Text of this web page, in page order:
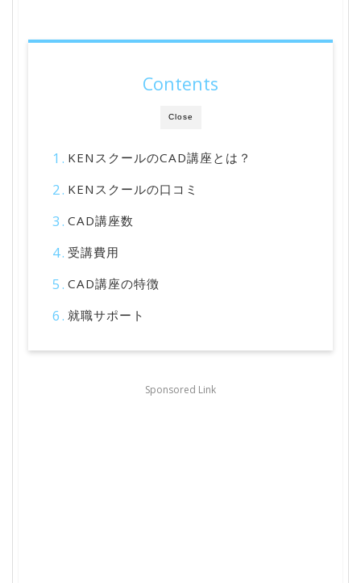
Close
Contents
KENスクールのCAD講座とは？
KENスクールの口コミ
CAD講座数
受講費用
CAD講座の特徴
就職サポート
Sponsored Link